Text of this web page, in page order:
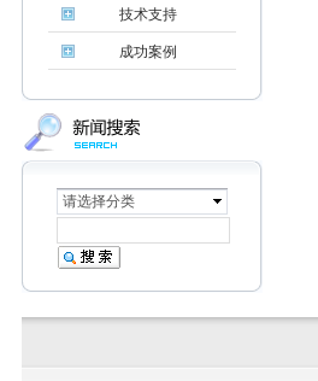
技术支持
成功案例
请选择分类